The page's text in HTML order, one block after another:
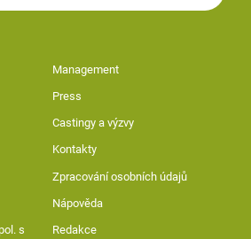
Management
Press
Castingy a výzvy
Kontakty
Zpracování osobních údajů
Nápověda
s
Redakce